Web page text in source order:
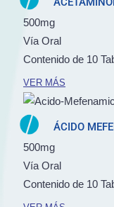
500mg
Vía Oral
Contenido de 10
VER MÁS
ÁCIDO
500mg
Vía Oral
Contenido de 10